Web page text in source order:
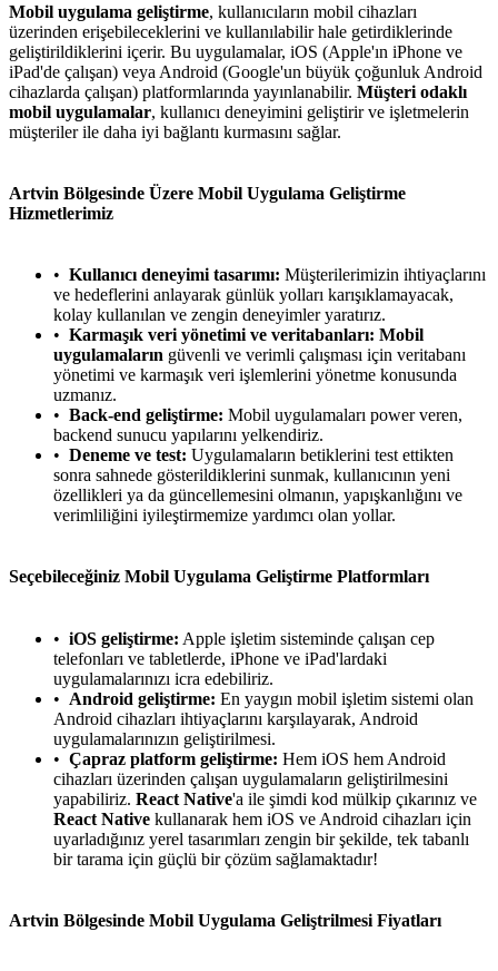
Mobil uygulama geliştirme, kullanıcıların mobil cihazları
üzerinden erişebileceklerini ve kullanılabilir hale getirdiklerinde
geliştirildiklerini içerir. Bu uygulamalar, iOS (Apple'ın iPhone ve
iPad'de çalışan) veya Android (Google'un büyük çoğunluk Android
cihazlarda çalışan) platformlarında yayınlanabilir. Müşteri odaklı
mobil uygulamalar, kullanıcı deneyimini geliştirir ve işletmelerin
müşteriler ile daha iyi bağlantı kurmasını sağlar.
Artvin Bölgesinde Üzere Mobil Uygulama Geliştirme
Hizmetlerimiz
Kullanıcı deneyimi tasarımı: Müşterilerimizin ihtiyaçlarını
ve hedeflerini anlayarak günlük yolları karışıklamayacak,
kolay kullanılan ve zengin deneyimler yaratırız.
Karmaşık veri yönetimi ve veritabanları: Mobil
uygulamaların güvenli ve verimli çalışması için veritabanı
yönetimi ve karmaşık veri işlemlerini yönetme konusunda
uzmanız.
Back-end geliştirme: Mobil uygulamaları power veren,
backend sunucu yapılarını yelkendiriz.
Deneme ve test: Uygulamaların betiklerini test ettikten
sonra sahnede gösterildiklerini sunmak, kullanıcının yeni
özellikleri ya da güncellemesini olmanın, yapışkanlığını ve
verimliliğini iyileştirmemize yardımcı olan yollar.
Seçebileceğiniz Mobil Uygulama Geliştirme Platformları
iOS geliştirme: Apple işletim sisteminde çalışan cep
telefonları ve tabletlerde, iPhone ve iPad'lardaki
uygulamalarınızı icra edebiliriz.
Android geliştirme: En yaygın mobil işletim sistemi olan
Android cihazları ihtiyaçlarını karşılayarak, Android
uygulamalarınızın geliştirilmesi.
Çapraz platform geliştirme: Hem iOS hem Android
cihazları üzerinden çalışan uygulamaların geliştirilmesini
yapabiliriz. React Native'a ile şimdi kod mülkip çıkarınız ve
React Native kullanarak hem iOS ve Android cihazları için
uyarladığınız yerel tasarımları zengin bir şekilde, tek tabanlı
bir tarama için güçlü bir çözüm sağlamaktadır!
Artvin Bölgesinde Mobil Uygulama Geliştrilmesi Fiyatları